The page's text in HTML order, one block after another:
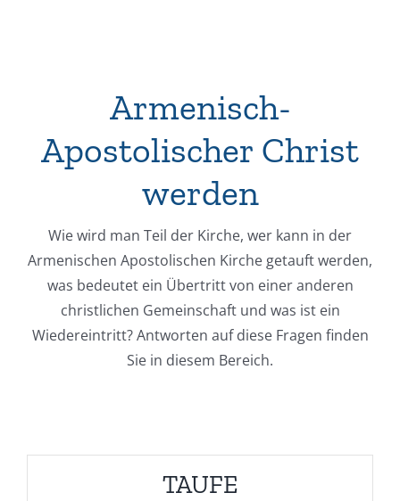
Armenisch-
Apostolischer Christ
werden
Wie wird man Teil der Kirche, wer kann in der
Armenischen Apostolischen Kirche getauft werden,
was bedeutet ein Übertritt von einer anderen
christlichen Gemeinschaft und was ist ein
Wiedereintritt? Antworten auf diese Fragen finden
Sie in diesem Bereich.
TAUFE